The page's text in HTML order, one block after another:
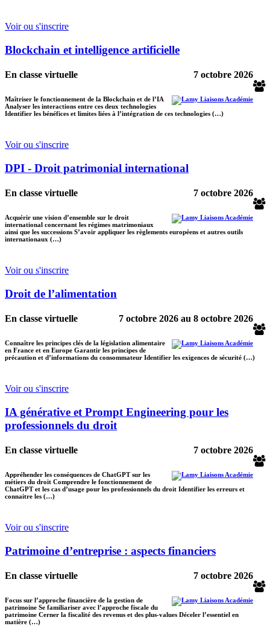
Voir ou s'inscrire
Blockchain et intelligence artificielle
En classe virtuelle 7 octobre 2026
Maîtriser le fonctionnement de la Blockchain et de l’IA
Analyser les interactions entre ces deux technologies
Identifier les bénéfices et limites liées à l’intégration de ces technologies (…)
Voir ou s'inscrire
DPI - Droit patrimonial international
En classe virtuelle 7 octobre 2026
Acquérir une vision d’ensemble sur le droit
international concernant les régimes matrimoniaux
ainsi que les successions S’avoir appliquer les règlements européens et autres outils
internationaux (…)
Voir ou s'inscrire
Droit de l’alimentation
En classe virtuelle 7 octobre 2026 au 8 octobre 2026
Connaître les principes clés de la législation alimentaire
en France et en Europe Garantir les principes de
précaution et d’informations du consommateur Identifier les exigences de sécurité (…)
Voir ou s'inscrire
IA générative et Prompt Engineering pour les
professionnels du droit
En classe virtuelle 7 octobre 2026
Appréhender les conséquences de ChatGPT sur les
métiers du droit Comprendre le fonctionnement de
ChatGPT et les cas d’usage pour les professionnels du droit Identifier les erreurs et
connaitre les (…)
Voir ou s'inscrire
Patrimoine d’entreprise : aspects financiers
En classe virtuelle 7 octobre 2026
Focus sur l’approche financière de la gestion de
patrimoine Se familiariser avec l’approche fiscale du
patrimoine Cerner la fiscalité des revenus et des plus-values Déceler l’essentiel en
matière (…)